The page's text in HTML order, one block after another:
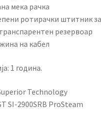
мека рачка
ротирачки штитник
резервоар
на кабел
1 година.
Technology
SI-2900SRB ProSteam